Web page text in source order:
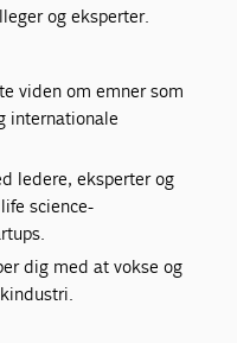
og eksperter.
viden om emner som
internationale
ledere, eksperter og
science-
dig med at vokse og